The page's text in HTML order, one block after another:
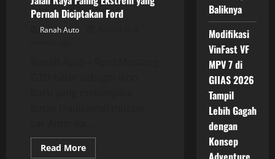
Pernah Diciptakan Ford
Ranah Auto
Read MoreRead
more
Baliknya
Modifikasi
VinFast VF
MPV 7 di
GIIAS 2026
Tampil
Lebih Gagah
dengan
Konsep